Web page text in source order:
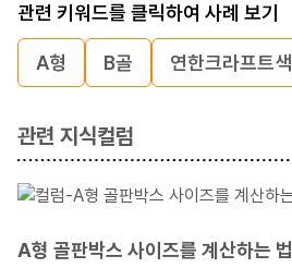
관련 키워드를 클릭하여 사례 보기
A형 B골 연한크라프트색
관련 지식컬럼
A형 골판박스 사이즈를 계산하는 법